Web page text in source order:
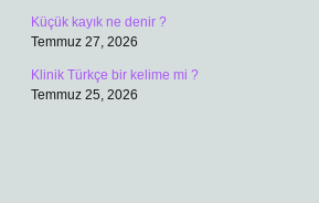
Küçük kayık ne denir ?
Temmuz 27, 2026
Klinik Türkçe bir kelime mi ?
Temmuz 25, 2026